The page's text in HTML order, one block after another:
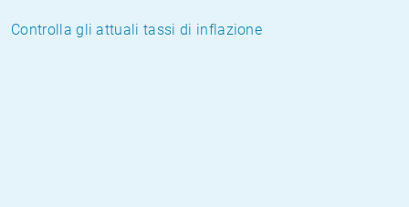
Controlla gli attuali tassi di inflazione